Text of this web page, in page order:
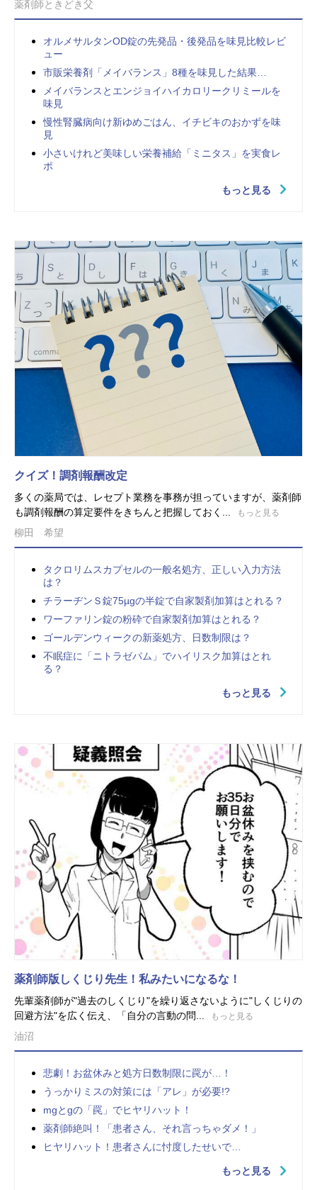
薬剤師ときどき父
オルメサルタンOD錠の先発品・後発品を味見比較レビ
ュー
市販栄養剤「メイバランス」8種を味見した結果…
メイバランスとエンジョイハイカロリークリミールを
味見
慢性腎臓病向け新ゆめごはん、イチビキのおかずを味
見
小さいけれど美味しい栄養補給「ミニタス」を実食レ
ポ
もっと見る
クイズ！調剤報酬改定
多くの薬局では、レセプト業務を事務が担っていますが、薬剤師
も調剤報酬の算定要件をきちんと把握しておく...
もっと見る
柳田 希望
タクロリムスカプセルの一般名処方、正しい入力方法
は？
チラーヂンＳ錠75µgの半錠で自家製剤加算はとれる？
ワーファリン錠の粉砕で自家製剤加算はとれる？
ゴールデンウィークの新薬処方、日数制限は？
不眠症に「ニトラゼパム」でハイリスク加算はとれ
る？
もっと見る
薬剤師版しくじり先生！私みたいになるな！
先輩薬剤師が"過去のしくじり"を繰り返さないように"しくじりの
回避方法"を広く伝え、「自分の言動の問...
もっと見る
油沼
悲劇！お盆休みと処方日数制限に罠が…！
うっかりミスの対策には「アレ」が必要!?
mgとgの「罠」でヒヤリハット！
薬剤師絶叫！「患者さん、それ言っちゃダメ！」
ヒヤリハット！患者さんに忖度したせいで…
もっと見る